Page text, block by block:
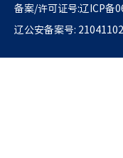
备案/许可证号:辽ICP备
辽公安备案号: